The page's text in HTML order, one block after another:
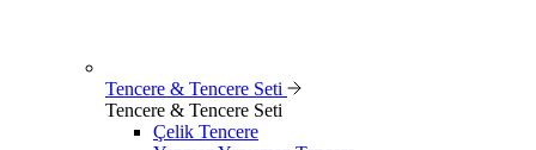
Tencere & Tencere Seti
Tencere & Tencere Seti
Çelik Tencere